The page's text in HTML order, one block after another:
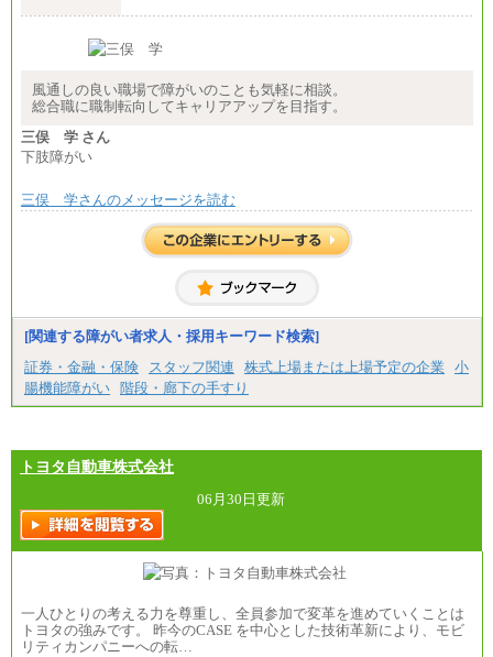
風通しの良い職場で障がいのことも気軽に相談。
総合職に職制転向してキャリアアップを目指す。
三俣 学 さん
下肢障がい
三俣 学さんのメッセージを読む
[関連する障がい者求人・採用キーワード検索]
証券・金融・保険
スタッフ関連 株式上場または上場予定の企業
小
腸機能障がい 階段・廊下の手すり
トヨタ自動車株式会社
06月30日更新
一人ひとりの考える力を尊重し、全員参加で変革を進めていくことは
トヨタの強みです。 昨今のCASE を中心とした技術革新により、モビ
リティカンパニーへの転…